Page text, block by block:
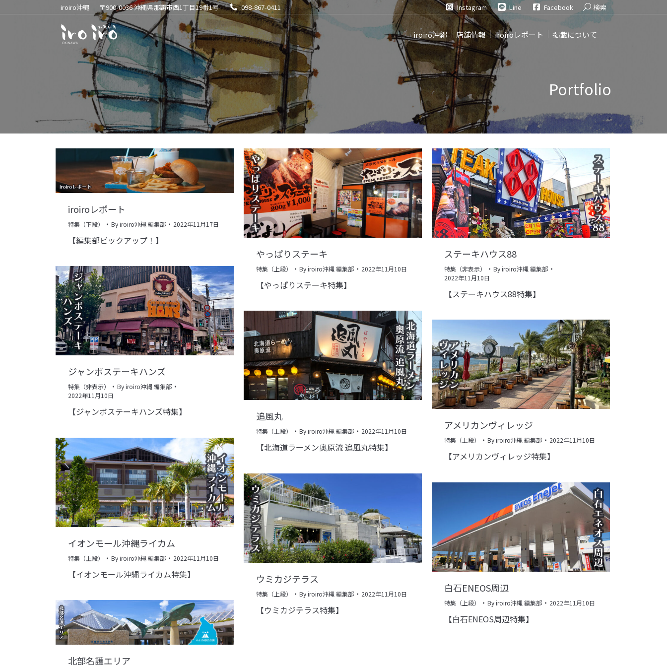
iroiro沖縄 〒900-0036 沖縄県那覇市西1丁目19番1号 098-867-0411 Instagram Line Facebook Search:
検索
iroiro沖縄 店舗情報 iroiroレポート 掲載について
Portfolio
iroiroレポート
特集（下段） Byiroiro沖縄 編集部 2022年11月17日
【編集部ピックアップ！】
やっぱりステーキ
特集（上段） Byiroiro沖縄 編集部 2022年11月10日
【やっぱりステーキ特集】
ステーキハウス88
特集（非表示） Byiroiro沖縄 編集部
2022年11月10日
【ステーキハウス88特集】
ジャンボステーキハンズ
特集（非表示） Byiroiro沖縄 編集部
2022年11月10日
【ジャンボステーキハンズ特集】 追風丸
特集（上段） Byiroiro沖縄 編集部 2022年11月10日
【北海道ラーメン奥原流 追風丸特集】
アメリカンヴィレッジ
特集（上段） Byiroiro沖縄 編集部 2022年11月10日
【アメリカンヴィレッジ特集】
イオンモール沖縄ライカム
特集（上段） Byiroiro沖縄 編集部 2022年11月10日
【イオンモール沖縄ライカム特集】 ウミカジテラス
特集（上段） Byiroiro沖縄 編集部 2022年11月10日
【ウミカジテラス特集】
白石ENEOS周辺
特集（上段） Byiroiro沖縄 編集部 2022年11月10日
【白石ENEOS周辺特集】
北部名護エリア